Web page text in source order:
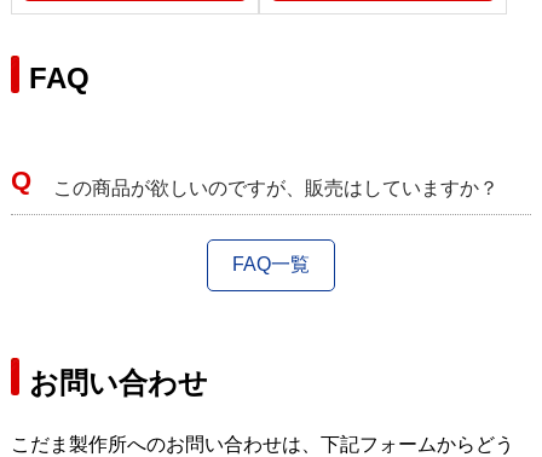
FAQ
この商品が欲しいのですが、販売はしていますか？
FAQ一覧
お問い合わせ
こだま製作所へのお問い合わせは、下記フォームからどう